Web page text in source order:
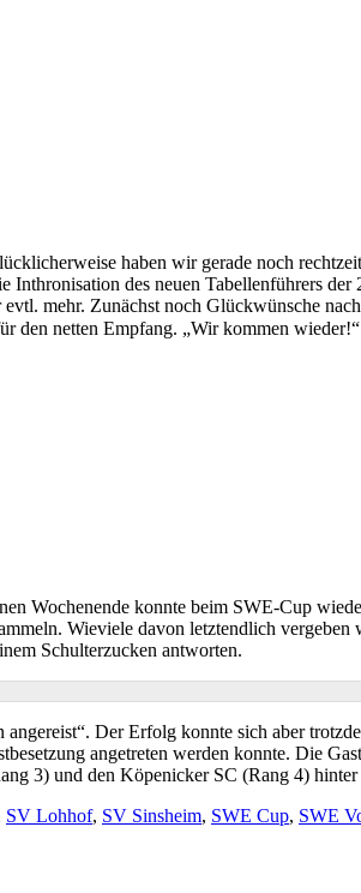
haben wir gerade noch
des neuen Tabellenführers der
evtl. mehr. Zunächst noch Glückwünsche
den netten Empfang. Wir kommen wieder!
Wochenende konnte beim SWE-Cup
Wieviele davon letztendlich
Schulterzucken antworten.
Der Erfolg konnte sich aber
angetreten werden konnte. Die
3) und den Köpenicker SC (Rang 4) hinter
SV Lohhof, SV Sinsheim, SWE Cup, SWE